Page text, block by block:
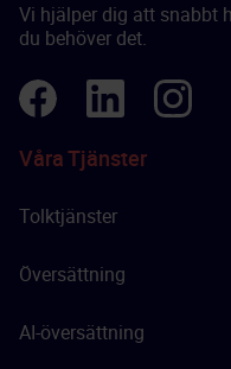
Vi hjälper dig att snabbt
du behöver det.
Våra Tjänster
Tolktjänster
Översättning
AI-översättning